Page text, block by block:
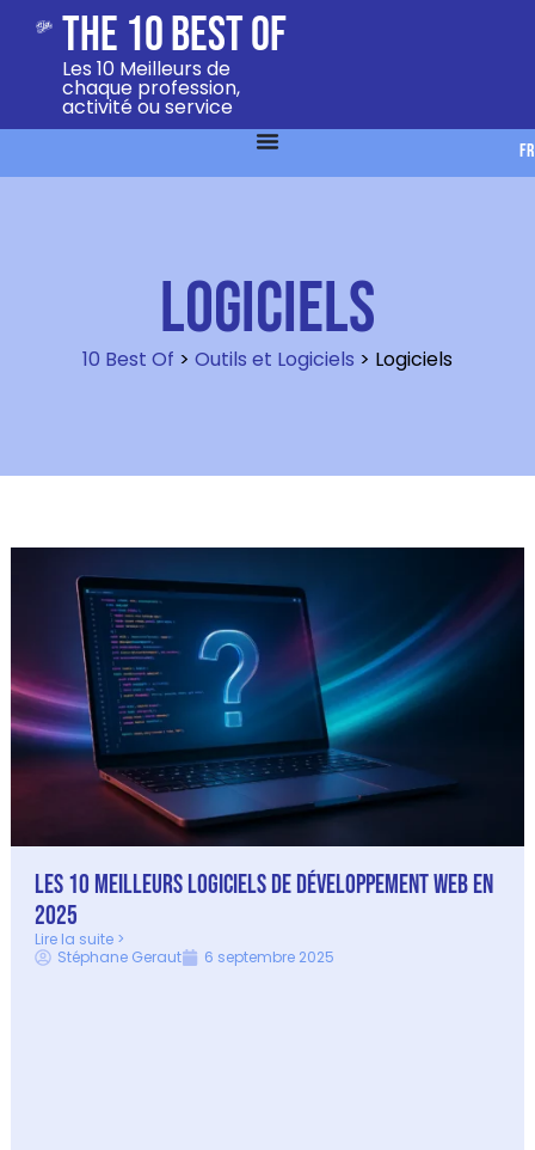
The 10 Best Of
Les 10 Meilleurs de
chaque profession,
activité ou service
FR
Logiciels
10 Best Of > Outils et Logiciels > Logiciels
Les 10 Meilleurs Logiciels de Développement Web en
2025
Lire la suite >
Stéphane Geraut
6 septembre 2025